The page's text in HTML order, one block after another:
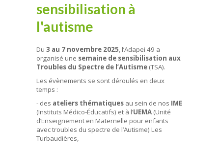
sensibilisation à
l'autisme
Du 3 au 7 novembre 2025, l’Adapei 49 a
organisé une semaine de sensibilisation aux
Troubles du Spectre de l’Autisme (TSA).
Les évènements se sont déroulés en deux
temps :
- des ateliers thématiques au sein de nos IME
(Instituts Médico-Éducatifs) et à l’UEMA (Unité
d’Enseignement en Maternelle pour enfants
avec troubles du spectre de l’Autisme) Les
Turbaudières,